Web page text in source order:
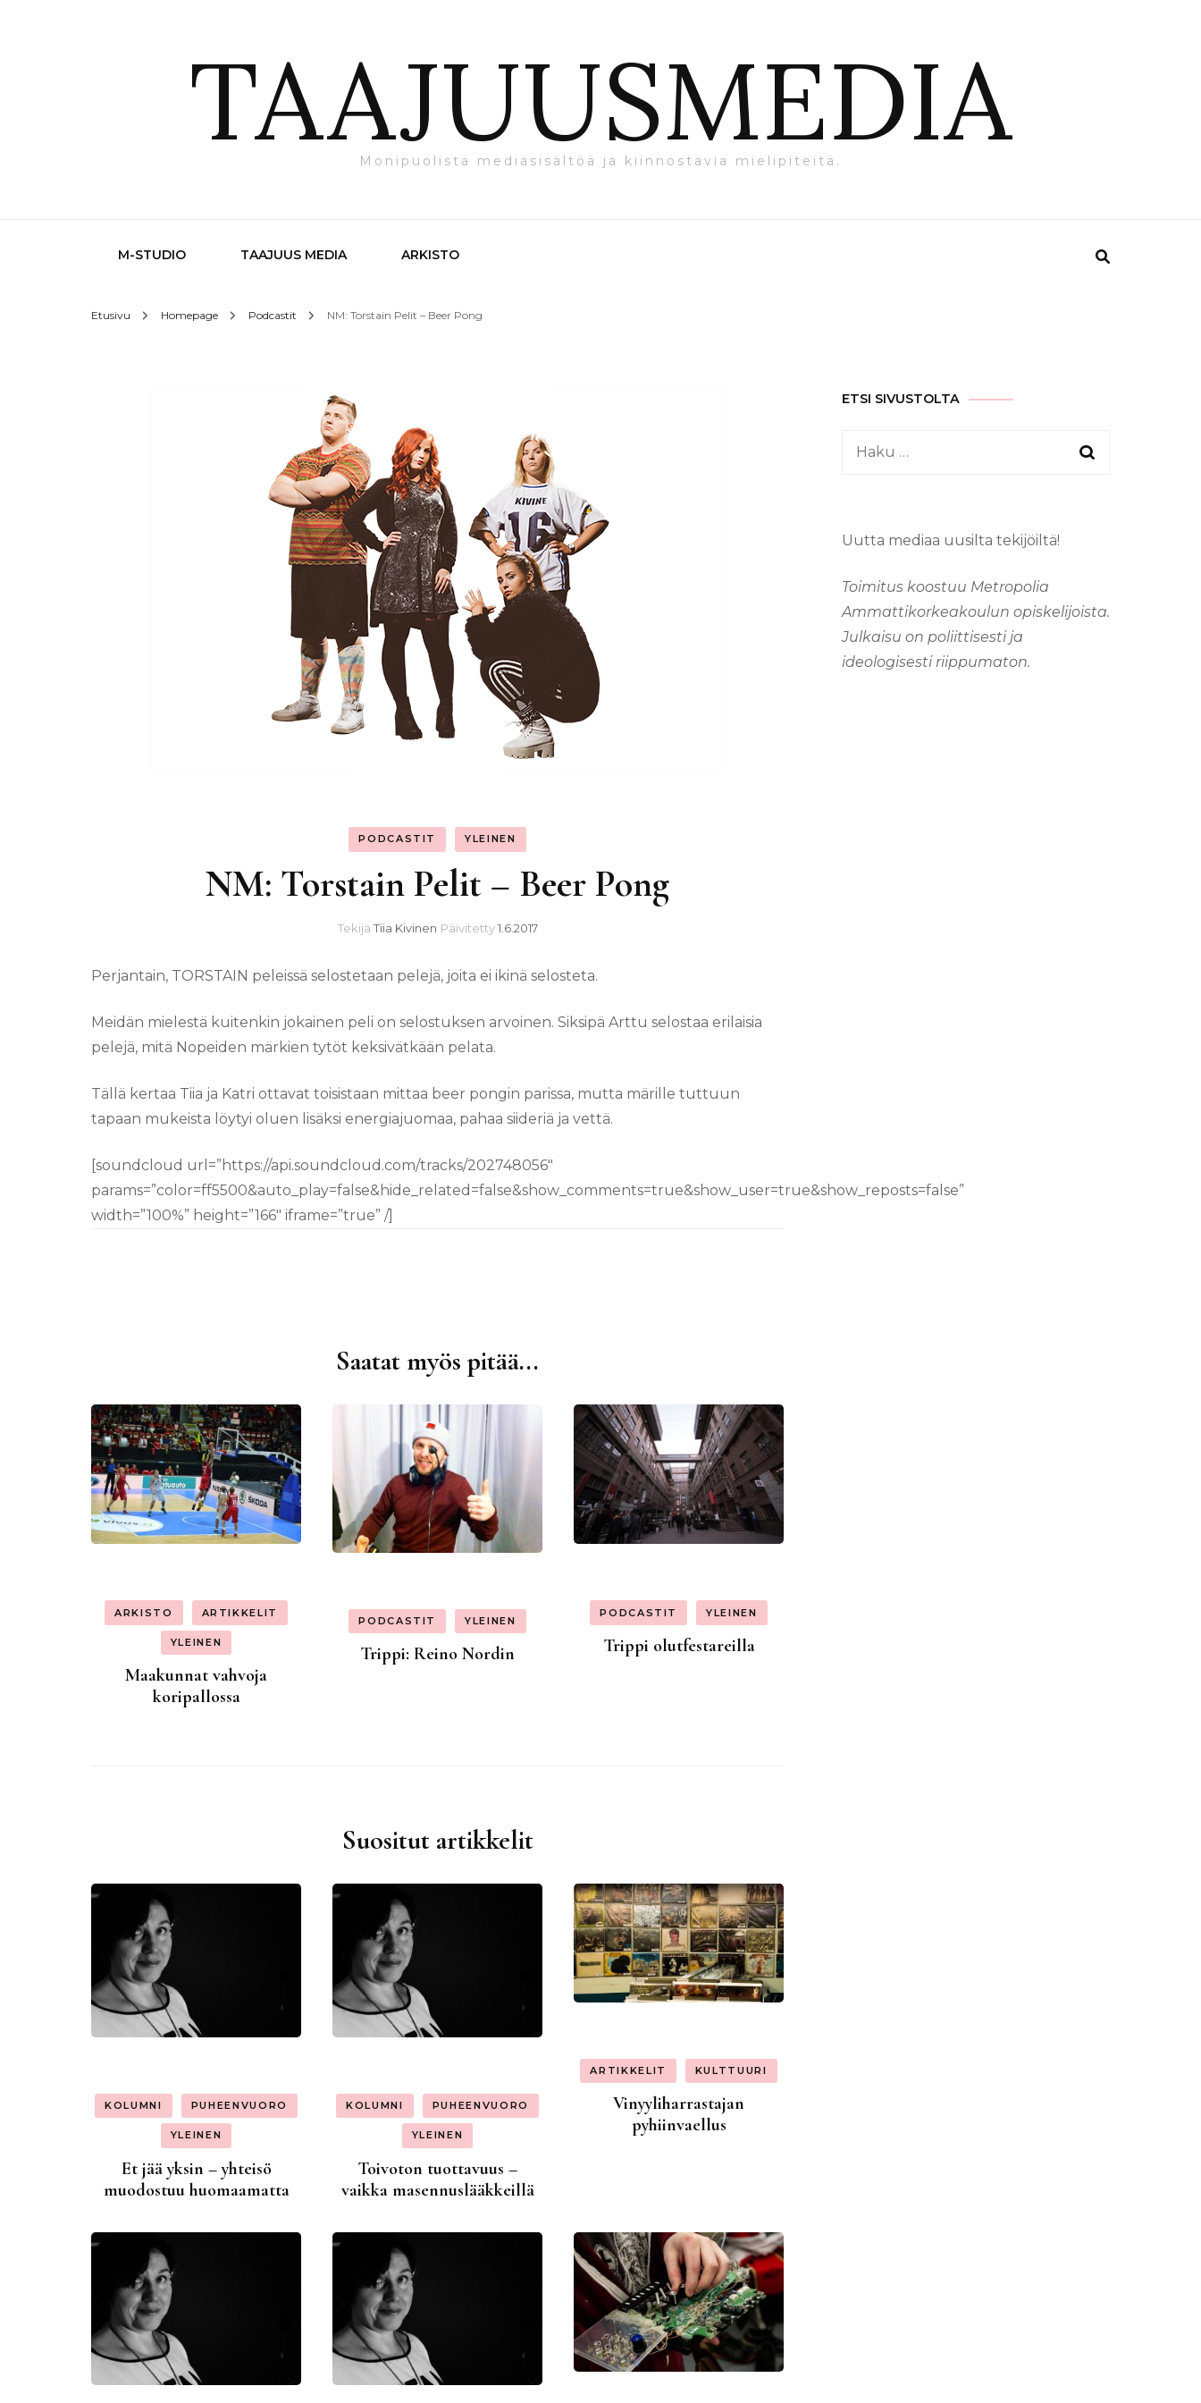
TAAJUUSMEDIA
Monipuolista mediasisältöä ja kiinnostavia mielipiteitä.
M-STUDIO TAAJUUS MEDIA ARKISTO
Etusivu Homepage Podcastit NM: Torstain Pelit – Beer Pong
PODCASTIT YLEINEN
NM: Torstain Pelit – Beer Pong
Tekijä Tiia Kivinen Päivitetty1.6.2017
Perjantain, TORSTAIN peleissä selostetaan pelejä, joita ei ikinä selosteta.
Meidän mielestä kuitenkin jokainen peli on selostuksen arvoinen. Siksipä Arttu selostaa erilaisia
pelejä, mitä Nopeiden märkien tytöt keksivätkään pelata.
Tällä kertaa Tiia ja Katri ottavat toisistaan mittaa beer pongin parissa, mutta märille tuttuun
tapaan mukeista löytyi oluen lisäksi energiajuomaa, pahaa siideriä ja vettä.
[soundcloud url=”https://api.soundcloud.com/tracks/202748056″
params=”color=ff5500&auto_play=false&hide_related=false&show_comments=true&show_user=true&show_reposts=false”
width=”100%” height=”166″ iframe=”true” /]
Saatat myös pitää...
ARKISTO ARTIKKELIT
YLEINEN
Maakunnat vahvoja
koripallossa
PODCASTIT YLEINEN
Trippi: Reino Nordin
PODCASTIT YLEINEN
Trippi olutfestareilla
Suositut artikkelit
KOLUMNI PUHEENVUORO
YLEINEN
Et jää yksin – yhteisö
muodostuu huomaamatta
KOLUMNI PUHEENVUORO
YLEINEN
Toivoton tuottavuus –
vaikka masennuslääkkeillä
ARTIKKELIT KULTTUURI
Vinyyliharrastajan
pyhiinvaellus
ETSI SIVUSTOLTA
Haku:
Uutta mediaa uusilta tekijöiltä!
Toimitus koostuu Metropolia
Ammattikorkeakoulun opiskelijoista.
Julkaisu on poliittisesti ja
ideologisesti riippumaton.